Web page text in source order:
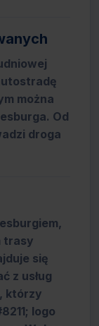
można
Od
droga
trasy
się
z usług
którzy
logo